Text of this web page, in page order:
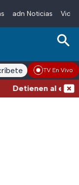
adn Noticias
Noticias RadioTV En Vivo
Detienen al